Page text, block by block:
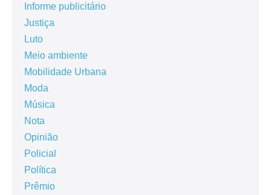
Informe publicitário
Justiça
Luto
Meio ambiente
Mobilidade Urbana
Moda
Música
Nota
Opinião
Policial
Política
Prêmio